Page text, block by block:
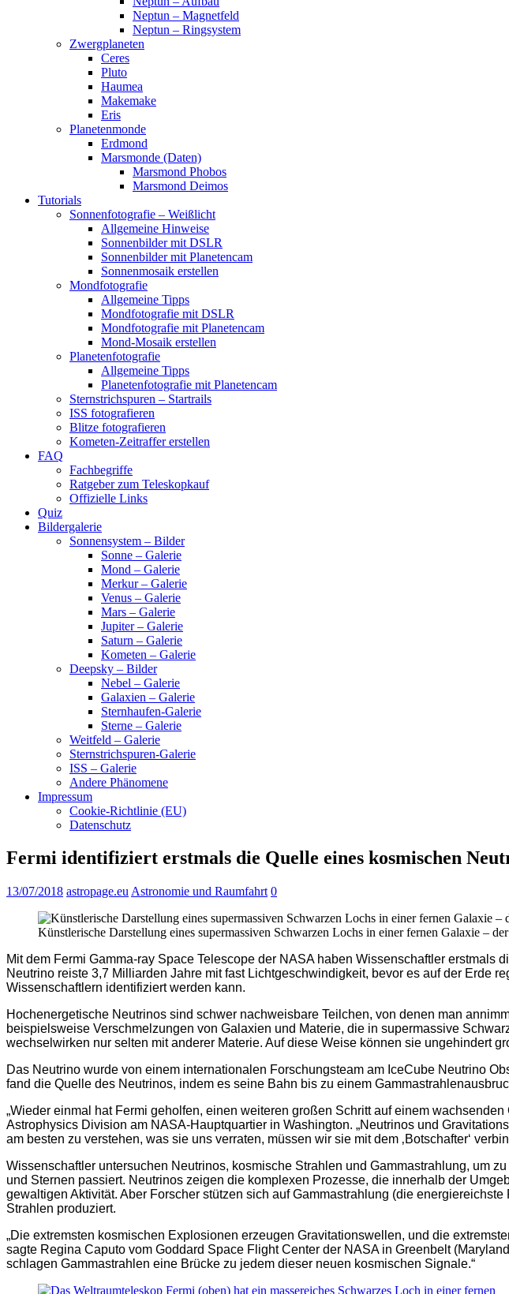
Neptun – Magnetfeld
Neptun – Ringsystem
Zwergplaneten
Ceres
Pluto
Haumea
Makemake
Eris
Planetenmonde
Erdmond
Marsmonde (Daten)
Marsmond Phobos
Marsmond Deimos
Tutorials
Sonnenfotografie – Weißlicht
Allgemeine Hinweise
Sonnenbilder mit DSLR
Sonnenbilder mit Planetencam
Sonnenmosaik erstellen
Mondfotografie
Allgemeine Tipps
Mondfotografie mit DSLR
Mondfotografie mit Planetencam
Mond-Mosaik erstellen
Planetenfotografie
Allgemeine Tipps
Planetenfotografie mit Planetencam
Sternstrichspuren – Startrails
ISS fotografieren
Blitze fotografieren
Kometen-Zeitraffer erstellen
FAQ
Fachbegriffe
Ratgeber zum Teleskopkauf
Offizielle Links
Quiz
Bildergalerie
Sonnensystem – Bilder
Sonne – Galerie
Mond – Galerie
Merkur – Galerie
Venus – Galerie
Mars – Galerie
Jupiter – Galerie
Saturn – Galerie
Kometen – Galerie
Deepsky – Bilder
Nebel – Galerie
Galaxien – Galerie
Sternhaufen-Galerie
Sterne – Galerie
Weitfeld – Galerie
Sternstrichspuren-Galerie
ISS – Galerie
Andere Phänomene
Impressum
Cookie-Richtlinie (EU)
Datenschutz
Fermi identifiziert erstmals die Quelle eines kosmischen
13/07/2018 astropage.eu Astronomie und Raumfahrt 0
Künstlerische Darstellung eines supermassiven Schwarzen Lochs in einer fernen Galaxie –
Mit dem Fermi Gamma-ray Space Telescope der NASA haben Wissenschaftler
Neutrino reiste 3,7 Milliarden Jahre mit fast Lichtgeschwindigkeit, bevor es auf der Erde
Wissenschaftlern identifiziert werden kann.
Hochenergetische Neutrinos sind schwer nachweisbare Teilchen, von denen man
beispielsweise Verschmelzungen von Galaxien und Materie, die in supermassive
wechselwirken nur selten mit anderer Materie. Auf diese Weise können sie ungehindert
Das Neutrino wurde von einem internationalen Forschungsteam am IceCube Neutrino
fand die Quelle des Neutrinos, indem es seine Bahn bis zu einem
„Wieder einmal hat Fermi geholfen, einen weiteren großen Schritt auf einem
Astrophysics Division am NASA-Hauptquartier in Washington. „Neutrinos und
am besten zu verstehen, was sie uns verraten, müssen wir sie mit dem ‚Botschafter‘
Wissenschaftler untersuchen Neutrinos, kosmische Strahlen und Gammastrahlung, um
und Sternen passiert. Neutrinos zeigen die komplexen Prozesse, die innerhalb der
gewaltigen Aktivität. Aber Forscher stützen sich auf Gammastrahlung (die
Strahlen produziert.
„Die extremsten kosmischen Explosionen erzeugen Gravitationswellen, und die
sagte Regina Caputo vom Goddard Space Flight Center der NASA in Greenbelt
schlagen Gammastrahlen eine Brücke zu jedem dieser neuen kosmischen Signale.“